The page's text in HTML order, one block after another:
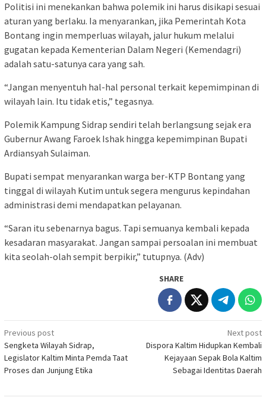
Politisi ini menekankan bahwa polemik ini harus disikapi sesuai
aturan yang berlaku. Ia menyarankan, jika Pemerintah Kota
Bontang ingin memperluas wilayah, jalur hukum melalui
gugatan kepada Kementerian Dalam Negeri (Kemendagri)
adalah satu-satunya cara yang sah.
“Jangan menyentuh hal-hal personal terkait kepemimpinan di
wilayah lain. Itu tidak etis,” tegasnya.
Polemik Kampung Sidrap sendiri telah berlangsung sejak era
Gubernur Awang Faroek Ishak hingga kepemimpinan Bupati
Ardiansyah Sulaiman.
Bupati sempat menyarankan warga ber-KTP Bontang yang
tinggal di wilayah Kutim untuk segera mengurus kepindahan
administrasi demi mendapatkan pelayanan.
“Saran itu sebenarnya bagus. Tapi semuanya kembali kepada
kesadaran masyarakat. Jangan sampai persoalan ini membuat
kita seolah-olah sempit berpikir,” tutupnya. (Adv)
SHARE
Post
navigation
Previous post
Sengketa Wilayah Sidrap,
Legislator Kaltim Minta Pemda Taat
Proses dan Junjung Etika
Next post
Dispora Kaltim Hidupkan Kembali
Kejayaan Sepak Bola Kaltim
Sebagai Identitas Daerah